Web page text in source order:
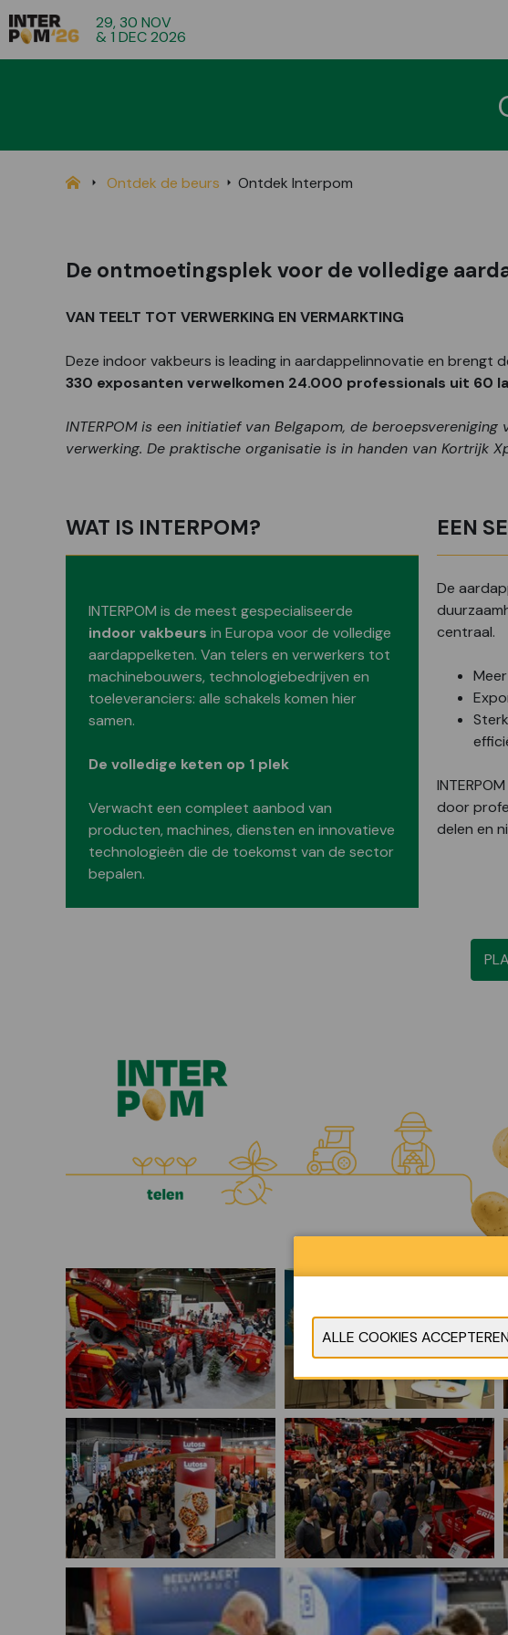
29, 30 NOV
& 1 DEC 2026
Ontdek de beurs Ontdek Interpom
De ontmoetingsplek voor de volledige
VAN TEELT TOT VERWERKING EN VERMARKTING
Deze indoor vakbeurs is leading in aardappelinnovatie en brengt
330 exposanten verwelkomen 24.000 professionals uit 60
INTERPOM is een initiatief van Belgapom, de
verwerking. De praktische organisatie is in handen van Kortrijk
WAT IS INTERPOM?
INTERPOM is de meest gespecialiseerde
indoor vakbeurs in Europa voor de volledige
aardappelketen. Van telers en verwerkers tot
machinebouwers, technologiebedrijven en
toeleveranciers: alle schakels komen hier
samen.
De volledige keten op 1 plek
Verwacht een compleet aanbod van
producten, machines, diensten en innovatieve
technologieën die de toekomst van de sector
bepalen.
EEN
De
centraal.
door
delen en